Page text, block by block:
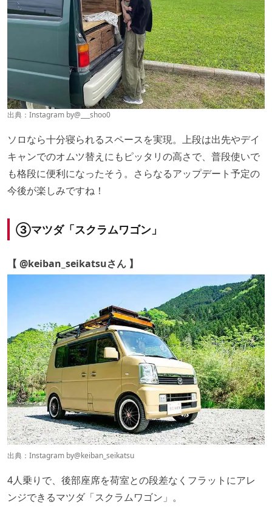
出典：Instagram by@___shoo0
ソロなら十分寝られるスペースを実現。上段は出先やデイ
キャンでのオムツ替えにもピッタリの高さで、普段使いで
も格段に便利になったそう。さらなるアップデート予定の
今後が楽しみですね！
③マツダ「スクラムワゴン」
【 @keiban_seikatsuさん 】
出典：Instagram by@keiban_seikatsu
4人乗りで、後部座席を荷室との段差なくフラットにアレ
ンジできるマツダ「スクラムワゴン」。